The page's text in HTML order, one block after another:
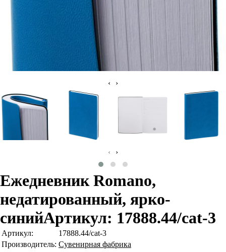
‹ ›
‹ ›
Ежедневник Romano,
недатированный, ярко-
синийАртикул: 17888.44/cat-3
Артикул:
17888.44/cat-3
Производитель: Сувенирная фабрика